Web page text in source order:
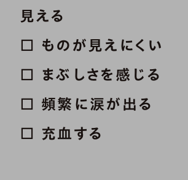
見える
□ ものが見えにくい
□ まぶしさを感じる
□ 頻繁に涙が出る
□ 充血する